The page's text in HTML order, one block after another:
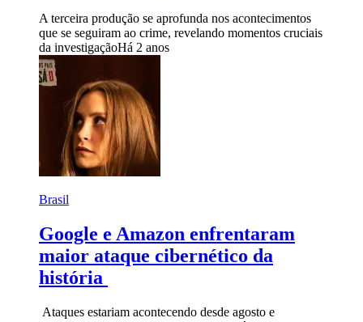
A terceira produção se aprofunda nos acontecimentos
que se seguiram ao crime, revelando momentos cruciais
da investigaçãoHá 2 anos
Brasil
Google e Amazon enfrentaram
maior ataque cibernético da
história
Ataques estariam acontecendo desde agosto e